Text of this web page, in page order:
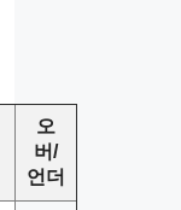
오
버/
언더